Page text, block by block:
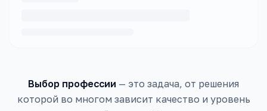
Выбор профессии — это задача, от решения
которой во многом зависит качество и уровень